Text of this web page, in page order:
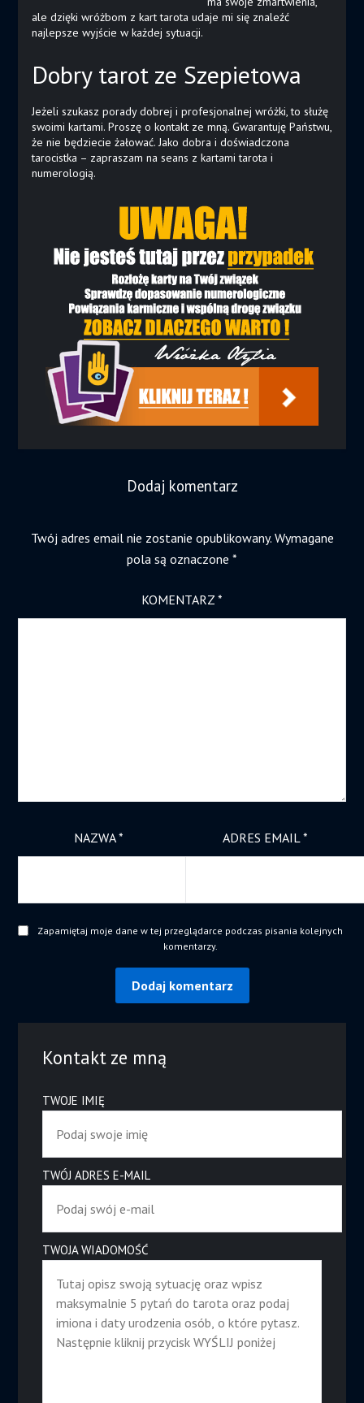
ale dzięki wróżbom z kart tarota udaje mi się znaleźć
najlepsze wyjście w każdej sytuacji.
Dobry tarot ze Szepietowa
Jeżeli szukasz porady dobrej i profesjonalnej wróżki, to służę
swoimi kartami. Proszę o kontakt ze mną. Gwarantuję Państwu,
że nie będziecie żałować. Jako dobra i doświadczona
tarocistka – zapraszam na seans z kartami tarota i
numerologią.
Dodaj komentarz
Twój adres email nie zostanie opublikowany. Wymagane
pola są oznaczone *
KOMENTARZ *
NAZWA* ADRES EMAIL*
Zapamiętaj moje dane w tej przeglądarce podczas pisania kolejnych
komentarzy.
Kontakt ze mną
TWOJE IMIĘ
TWÓJ ADRES E-MAIL
TWOJA WIADOMOŚĆ